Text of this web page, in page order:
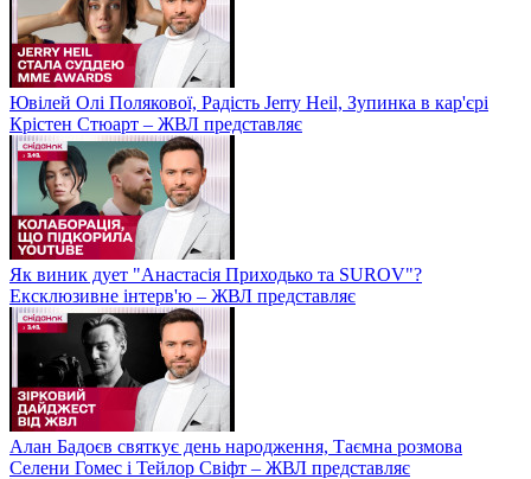
Ювілей Олі Полякової, Радість Jerry Heil, Зупинка в кар'єрі
Крістен Стюарт – ЖВЛ представляє
Як виник дует "Анастасія Приходько та SUROV"?
Ексклюзивне інтерв'ю – ЖВЛ представляє
Алан Бадоєв святкує день народження, Таємна розмова
Селени Гомес і Тейлор Свіфт – ЖВЛ представляє